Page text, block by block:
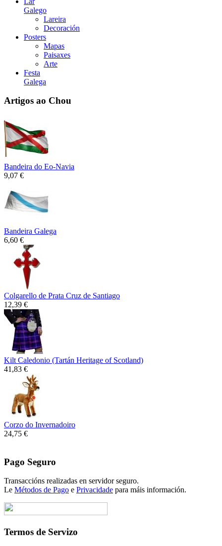
Galego
Lareira
Decoración
Posters
Mapas
Paisaxes
Arte
Festa
Galega
Artigos ao Chou
Bandeira do Eo-Navia
9,07 €
Bandeira Galega
6,60 €
Colgarello de Prata Cruz de Santiago
12,39 €
Kilt Caledonio (Tartán Heritage of Scotland)
41,83 €
Corzo do Invernadoiro
24,75 €
Pago Seguro
Transaccións realizadas en servidor seguro.
Le Métodos de Pago e Privacidade para máis información.
Termos de Servizo